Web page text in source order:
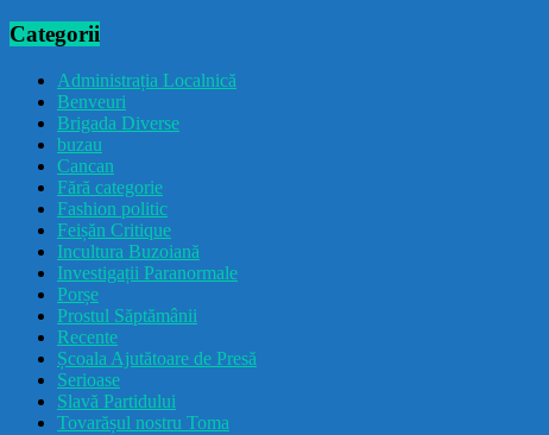
Categorii
Administrația Localnică
Benveuri
Brigada Diverse
buzau
Cancan
Fără categorie
Fashion politic
Feișăn Critique
Incultura Buzoiană
Investigații Paranormale
Porșe
Prostul Săptămânii
Recente
Școala Ajutătoare de Presă
Serioase
Slavă Partidului
Tovarășul nostru Toma